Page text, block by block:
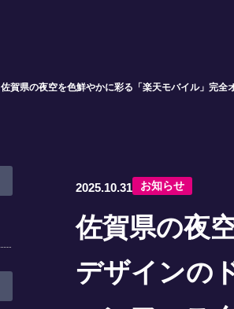
佐賀県の夜空を色鮮やかに彩る「楽天モバイル」完
2025.10.31 お知らせ
佐賀県の夜
デザインの